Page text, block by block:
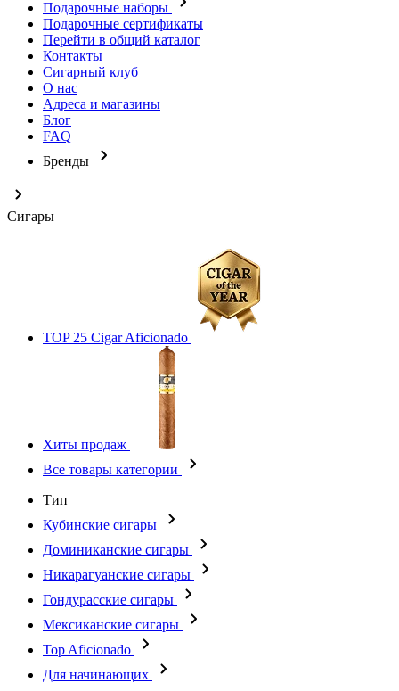
Подарочные наборы
Подарочные сертификаты
Перейти в общий каталог
Контакты
Сигарный клуб
О нас
Адреса и магазины
Блог
FAQ
Бренды
Сигары
TOP 25 Cigar Aficionado
Хиты продаж
Все товары категории
Тип
Кубинские сигары
Доминиканские сигары
Никарагуанские сигары
Гондурасские сигары
Мексиканские сигары
Top Aficionado
Для начинающих